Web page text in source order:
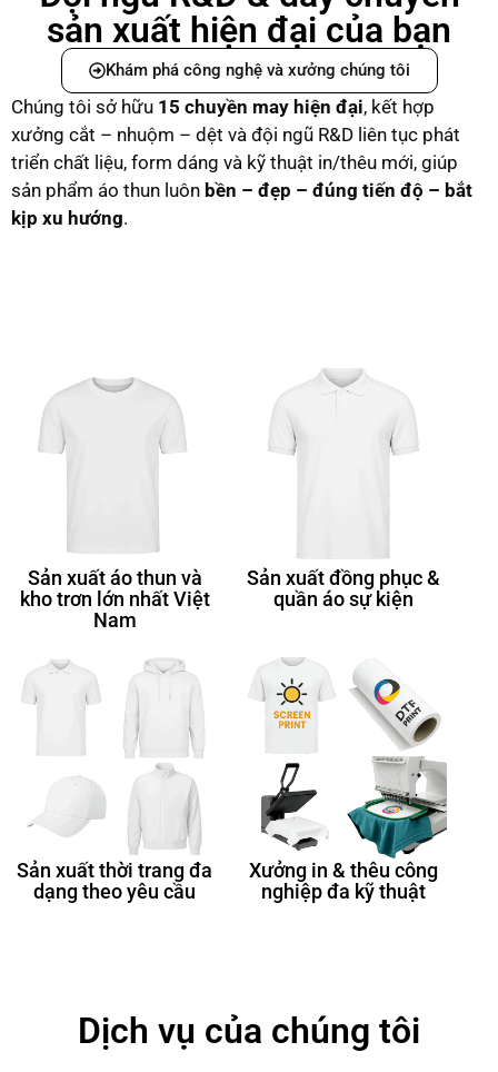
sản xuất hiện đại của bạn
Khám phá công nghệ và xưởng chúng tôi
Chúng tôi sở hữu 15 chuyền may hiện đại, kết hợp
xưởng cắt – nhuộm – dệt và đội ngũ R&D liên tục phát
triển chất liệu, form dáng và kỹ thuật in/thêu mới, giúp
sản phẩm áo thun luôn bền – đẹp – đúng tiến độ – bắt
kịp xu hướng.
Sản xuất áo thun và
kho trơn lớn nhất Việt
Nam
Sản xuất đồng phục &
quần áo sự kiện
Sản xuất thời trang đa
dạng theo yêu cầu
Xưởng in & thêu công
nghiệp đa kỹ thuật
Dịch vụ của chúng tôi